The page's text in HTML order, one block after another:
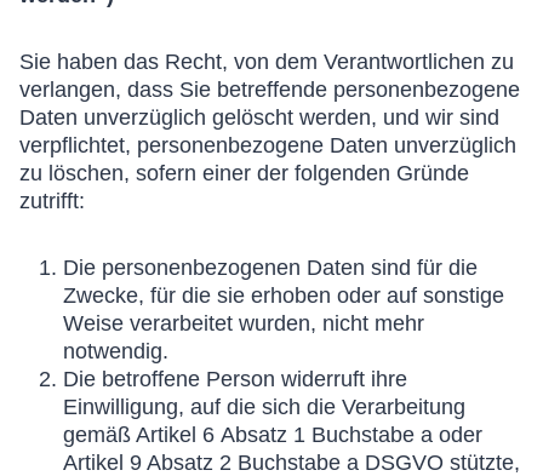
Sie haben das Recht, von dem Verantwortlichen zu
verlangen, dass Sie betreffende personenbezogene
Daten unverzüglich gelöscht werden, und wir sind
verpflichtet, personenbezogene Daten unverzüglich
zu löschen, sofern einer der folgenden Gründe
zutrifft:
Die personenbezogenen Daten sind für die
Zwecke, für die sie erhoben oder auf sonstige
Weise verarbeitet wurden, nicht mehr
notwendig.
Die betroffene Person widerruft ihre
Einwilligung, auf die sich die Verarbeitung
gemäß Artikel 6 Absatz 1 Buchstabe a oder
Artikel 9 Absatz 2 Buchstabe a DSGVO stützte,